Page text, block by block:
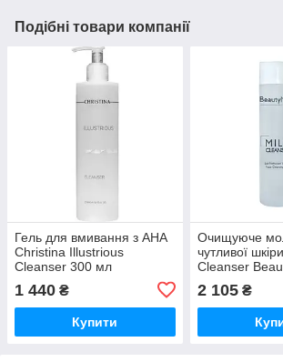
Подібні товари компанії
Гель для вмивання з АНА
Christina Illustrious
Cleanser 300 мл
1 440 ₴
Купити
Очищуюче
чутливої
Cleanser
2 105₴